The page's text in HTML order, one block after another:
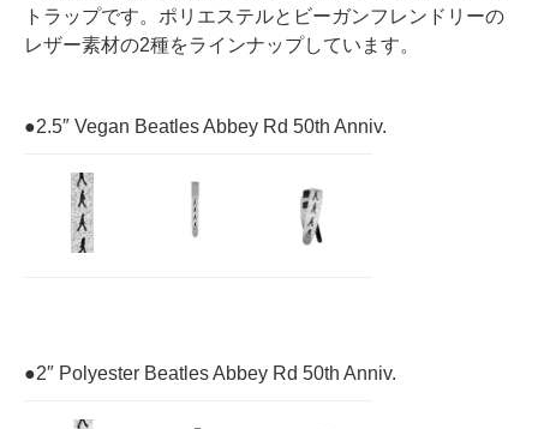
トラップです。ポリエステルとビーガンフレンドリーの
レザー素材の2種をラインナップしています。
●2.5″ Vegan Beatles Abbey Rd 50th Anniv.
●2″ Polyester Beatles Abbey Rd 50th Anniv.